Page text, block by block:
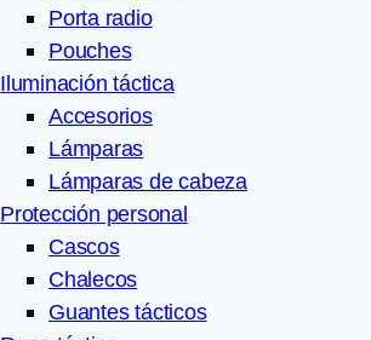
Porta radio
Pouches
Iluminación táctica
Accesorios
Lámparas
Lámparas de cabeza
Protección personal
Cascos
Chalecos
Guantes tácticos